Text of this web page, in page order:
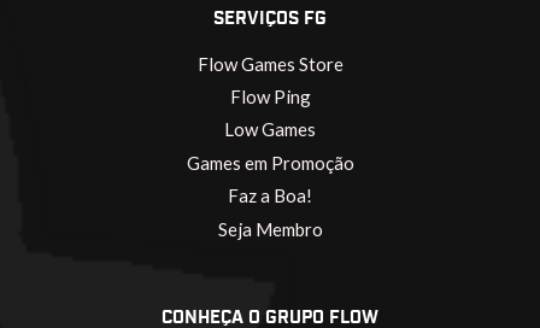
SERVIÇOS FG
Flow Games Store
Flow Ping
Low Games
Games em Promoção
Faz a Boa!
Seja Membro
CONHEÇA O GRUPO FLOW